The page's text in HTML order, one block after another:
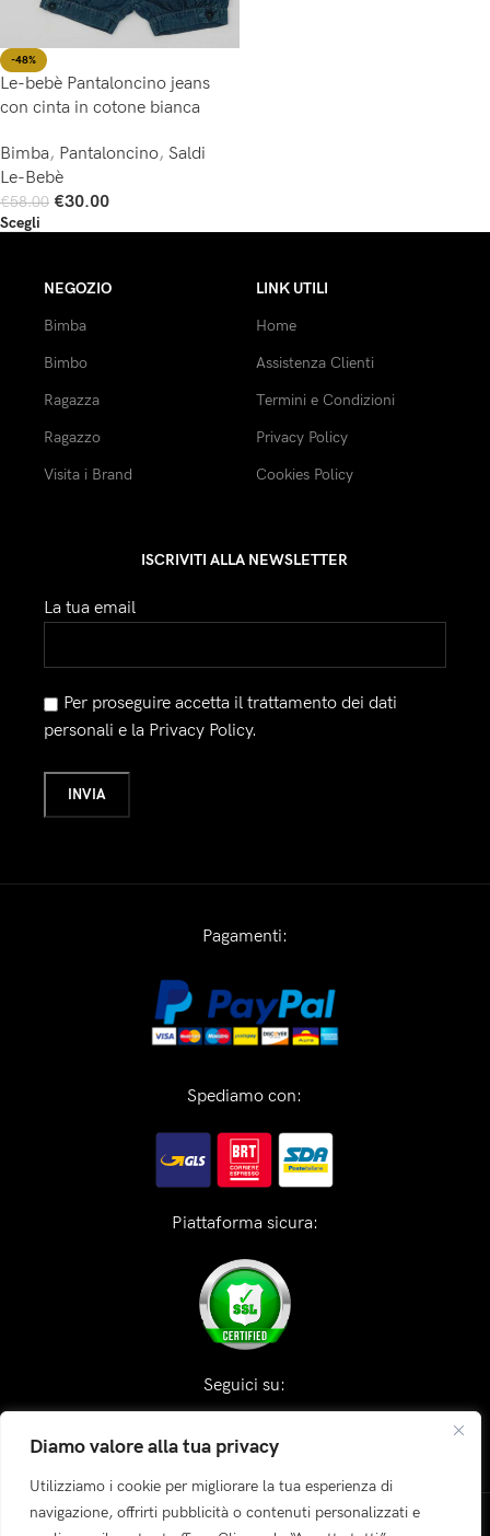
Diamo valore alla tua privacy
Utilizziamo i cookie per migliorare la tua esperienza di
navigazione, offrirti pubblicità o contenuti personalizzati e
-48%
Le-bebè Pantaloncino jeans
con cinta in cotone bianca
Bimba, Pantaloncino, Saldi
Le-Bebè
€58.00 €30.00
Scegli
NEGOZIO
Bimba
Bimbo
Ragazza
Ragazzo
Visita i Brand
LINK UTILI
Home
Assistenza Clienti
Termini e Condizioni
Privacy Policy
Cookies Policy
ISCRIVITI ALLA NEWSLETTER
La tua email
Per proseguire accetta il trattamento dei dati
personali e la Privacy Policy.
Pagamenti:
Spediamo con:
Piattaforma sicura:
Seguici su: